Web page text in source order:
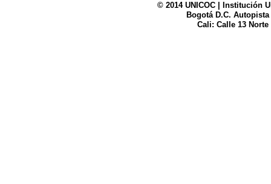
© 2014 UNICOC | Institución
Bogotá D.C. Autopista
Cali: Calle 13 Norte